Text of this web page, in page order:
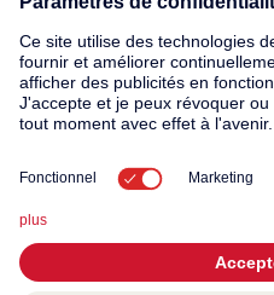
À propos